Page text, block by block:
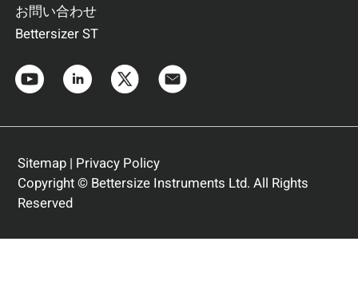
お問い合わせ
Bettersizer ST
Sitemap| Privacy Policy
Copyright © Bettersize Instruments Ltd. All Rights
Reserved